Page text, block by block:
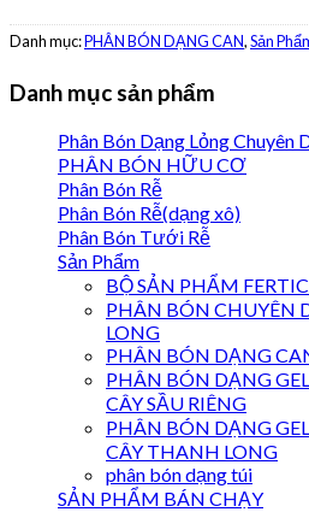
Danh mục:PHÂN BÓN DẠNG CAN,Sản
Danh mục sản phẩm
Phân Bón Dạng Lỏng Chuyên
PHÂN BÓN HỮU CƠ
Phân Bón Rễ
Phân Bón Rễ(dạng xô)
Phân Bón Tưới Rễ
Sản Phẩm
BỘ SẢN PHẨM
PHÂN BÓN CHUYÊN
LONG
PHÂN BÓN DẠNG
PHÂN BÓN DẠNG
CÂY SẦU RIÊNG
PHÂN BÓN DẠNG
CÂY THANH LONG
phân bón dạng túi
SẢN PHẨM BÁN CHẠY